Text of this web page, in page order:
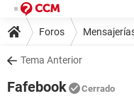
Foros
Tema Anterior
Fafebook Cerrado